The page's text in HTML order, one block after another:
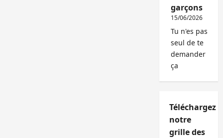
garçons
15/06/2026
Tu n'es pas
seul de te
demander
ça
Téléchargez
notre
grille des